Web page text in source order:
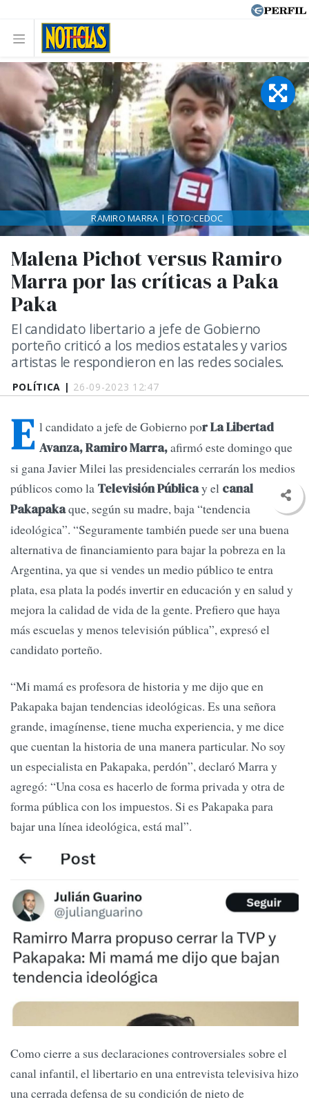
POLÍTICA | 26-09-2023 12:47
Malena Pichot versus Ramiro
Marra por las críticas a Paka
Paka
El candidato libertario a jefe de Gobierno
porteño criticó a los medios estatales y varios
artistas le respondieron en las redes sociales.
RAMIRO MARRA | FOTO:CEDOC
E l candidato a jefe de Gobierno por La Libertad
Avanza, Ramiro Marra,afirmó este domingo que
si gana Javier Milei las presidenciales cerrarán los medios
públicos como la Televisión Públicay el canal
Pakapakaque, según su madre, baja “tendencia
ideológica”. “Seguramente también puede ser una buena
alternativa de financiamiento para bajar la pobreza en la
Argentina, ya que si vendes un medio público te entra
plata, esa plata la podés invertir en educación y en salud y
mejora la calidad de vida de la gente. Prefiero que haya
más escuelas y menos televisión pública”, expresó el
candidato porteño.
“Mi mamá es profesora de historia y me dijo que en
Pakapaka bajan tendencias ideológicas. Es una señora
grande, imagínense, tiene mucha experiencia, y me dice
que cuentan la historia de una manera particular. No soy
un especialista en Pakapaka, perdón”, declaró Marra y
agregó: “Una cosa es hacerlo de forma privada y otra de
forma pública con los impuestos. Si es Pakapaka para
bajar una línea ideológica, está mal”.
Como cierre a sus declaraciones controversiales sobre el
canal infantil, el libertario en una entrevista televisiva hizo
una cerrada defensa de su condición de nieto de